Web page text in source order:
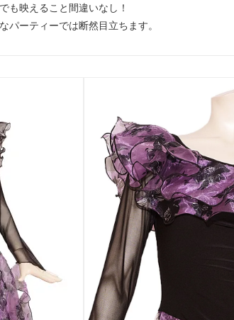
も映えること間違いなし！
パーティーでは断然目立ちます。